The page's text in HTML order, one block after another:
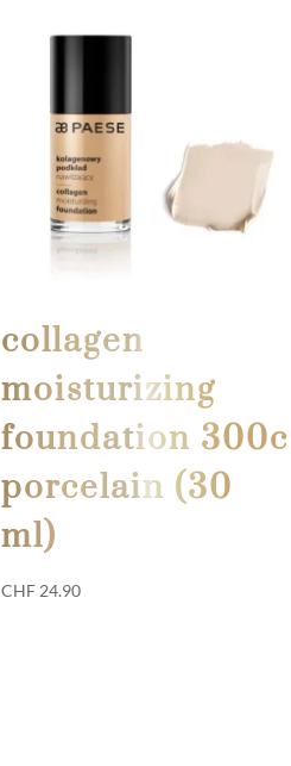
collagen
moisturizing
foundation 300c
porcelain (30
ml)
CHF 24.90